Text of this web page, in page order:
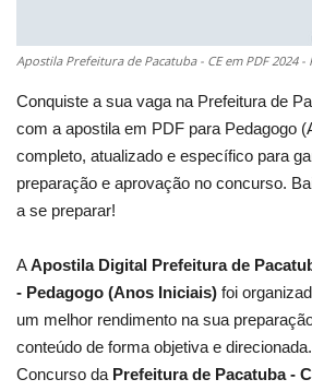
Apostila Prefeitura de Pacatuba - CE em PDF 2024 -
Conquiste a sua vaga na Prefeitura de
com a apostila em PDF para Pedagogo
completo, atualizado e específico para
preparação e aprovação no concurso.
a se preparar!
AApostila Digital Prefeitura de
- Pedagogo (Anos Iniciais) foi
um melhor rendimento na sua
conteúdo de forma objetiva e
Concurso da Prefeitura de Pacatuba -